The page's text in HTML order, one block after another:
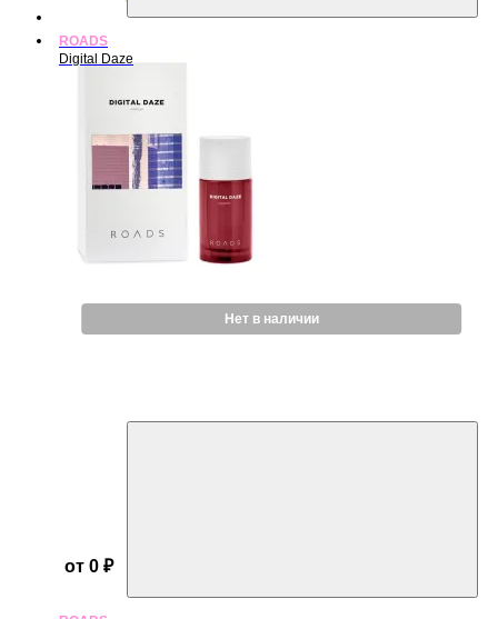
ROADS
Digital Daze
Нет в наличии
от 0 ₽